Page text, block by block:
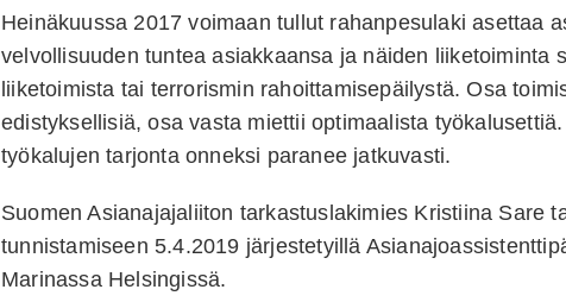
Heinäkuussa 2017 voimaan tullut rahanpesulaki asettaa
velvollisuuden tuntea asiakkaansa ja näiden liiketoiminta
liiketoimista tai terrorismin rahoittamisepäilystä. Osa
edistyksellisiä, osa vasta miettii optimaalista
työkalujen tarjonta onneksi paranee jatkuvasti.
Suomen Asianajajaliiton tarkastuslakimies Kristiina Sare
tunnistamiseen 5.4.2019 järjestetyillä
Marinassa Helsingissä.